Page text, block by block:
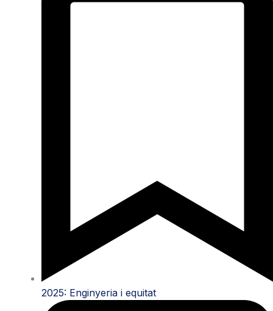
2025: Enginyeria i equitat